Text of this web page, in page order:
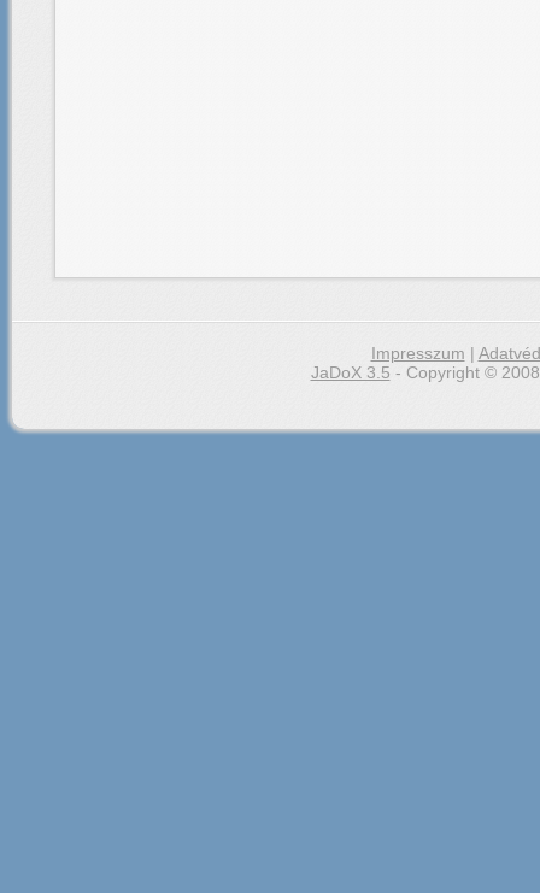
Impresszum |
JaDoX 3.5 - Copyright ©